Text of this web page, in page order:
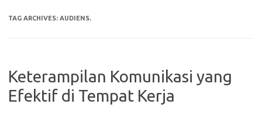
TAG ARCHIVES: AUDIENS.
Keterampilan Komunikasi yang
Efektif di Tempat Kerja